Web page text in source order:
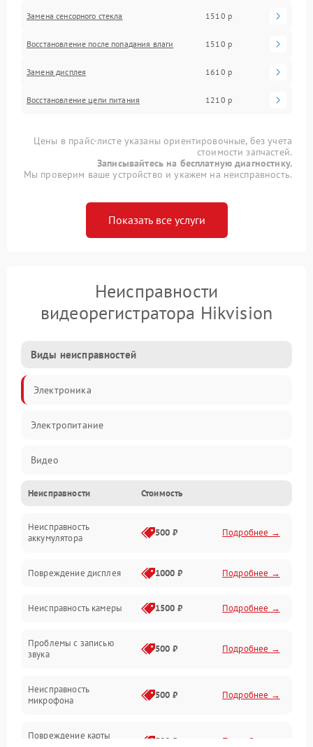
Замена сенсорного стекла 1510 р
Восстановление после попадания влаги 1510 р
Замена дисплея 1610 р
Восстановление цепи питания 1210 р
Цены в прайс-листе указаны ориентировочные, без учета
стоимости запчастей.
Записывайтесь на бесплатную диагностику.
Мы проверим ваше устройство и укажем на неисправность.
Показать все услуги
Неисправности
видеорегистратора Hikvision
Виды неисправностей
Электроника
Электропитание
Видео
Запись
Механические повреждения
Неисправности Стоимость
Неисправность
аккумулятора
500 ₽ Подробнее →
Повреждение дисплея 1000 ₽ Подробнее →
Неисправность камеры 1500 ₽ Подробнее →
Проблемы с записью
звука
500 ₽ Подробнее →
Неисправность
микрофона
500 ₽ Подробнее →
Повреждение карты
500 ₽ Подробнее →